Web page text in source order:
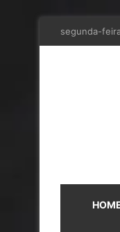
segunda-